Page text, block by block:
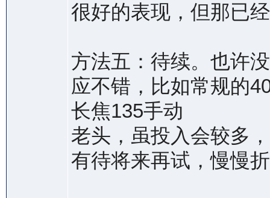
很好的表现，但那已
方法五：待续。也许
应不错，比如常规的
长焦135手动
老头，虽投入会较多
有待将来再试，慢慢